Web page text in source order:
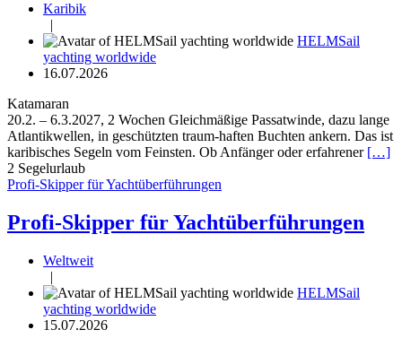
Karibik
|
HELMSail
yachting worldwide
16.07.2026
Katamaran
20.2. – 6.3.2027, 2 Wochen Gleichmäßige Passatwinde, dazu lange
Atlantikwellen, in geschützten traum-haften Buchten ankern. Das ist
karibisches Segeln vom Feinsten. Ob Anfänger oder erfahrener […]
2 Segelurlaub
Profi-Skipper für Yachtüberführungen
Profi-Skipper für Yachtüberführungen
Weltweit
|
HELMSail
yachting worldwide
15.07.2026